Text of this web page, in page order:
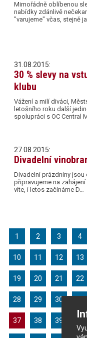
Mimořádně oblíbenou
nabídky zdánlivě
"varujeme" včas, stejně
31.08.2015:
30 % slevy na
klubu
Vážení a milí diváci,
letošního roku další
spolupráci s OC Central
27.08.2015:
Divadelní
Divadelní prázdniny jsou
připravujeme na
víte, i letos začínáme D…
1 2 3 4
10 11 12 13
19 20 21 22
28 29 30
37 38 39